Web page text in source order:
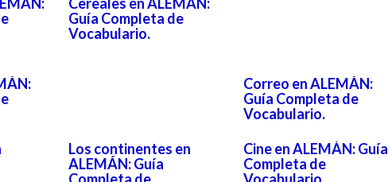
Guía Completa de
Vocabulario.
Correo en ALEMÁN:
Guía Completa de
Vocabulario.
Los continentes en
ALEMÁN: Guía
Completa de
Cine en ALEMÁN: Guía
Completa de
Vocabulario.